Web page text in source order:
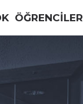
ÖĞRENCİLER